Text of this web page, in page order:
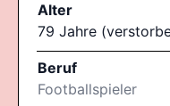
Alter
79 Jahre
Beruf
Footballspieler